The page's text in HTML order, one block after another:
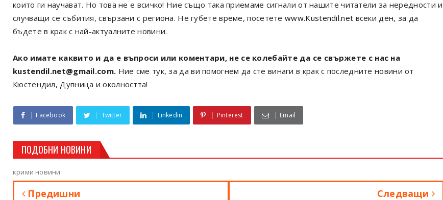
които ги научават. Но това не е всичко! Ние също така приемаме сигнали от нашите читатели за нередности и
случващи се събития, свързани с региона. Не губете време, посететеwww.Kustendil.net всеки ден, за да
бъдете в крак с най-актуалните новини.
Ако имате каквито и да е въпроси или коментари, не се колебайте да се свържете с нас на
kustendil.net@gmail.com. Ние сме тук, за да ви помогнем да сте винаги в крак с последните новини от
Кюстендил, Дупница и околността!
Facebook Twitter Linkedin Pinterest Email
ПОДОБНИ НОВИНИ
крими новини
Предишни Следващи